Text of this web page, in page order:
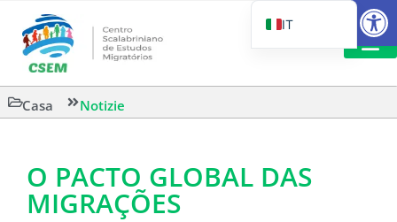
Casa Notizie
O PACTO GLOBAL DAS
MIGRAÇÕES
IT
EN